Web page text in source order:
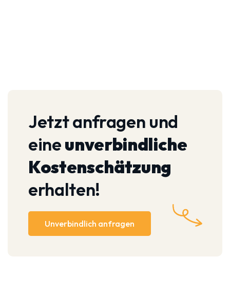
Jetzt anfragen und
eineunverbindliche
Kostenschätzung
erhalten!
Unverbindlich anfragen